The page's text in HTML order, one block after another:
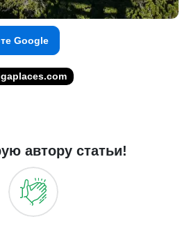
Google
автору статьи!